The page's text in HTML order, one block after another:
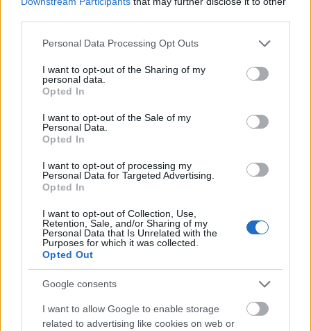
Please note that this website/app uses one or more Google
not limited to your visit or usage behaviour. You may click to
grant or deny consent to Google and its third-party tags to
use your data for below specified purposes in below Google
consent section.
Personal Data Processing Opt Outs
I want to opt-out of the Sharing of my
personal data.
Opted In
I want to opt-out of the Sale of my
Personal Data.
Opted In
I want to opt-out of processing my
Personal Data for Targeted Advertising.
Opted In
I want to opt-out of Collection, Use,
Retention, Sale, and/or Sharing of my
Personal Data that Is Unrelated with the
Purposes for which it was collected.
Opted Out
Google consents
I want to allow Google to enable storage
related to advertising like cookies on web or
Τελευταία ενημέρωση08/08/2026 19:00 Ημερήσια πρόγνωση
Πώς ενημερώνεται η πρόγνωση
Η πρόγνωση στην Ιστιαία για μεθαύριο ενημερώνεται με πρόσφατα
Ημέρα ανά περίοδο
Πρωί
28°23°
Άνεμος 3 bfΑνατολικός
Αισθητή23° / 29°